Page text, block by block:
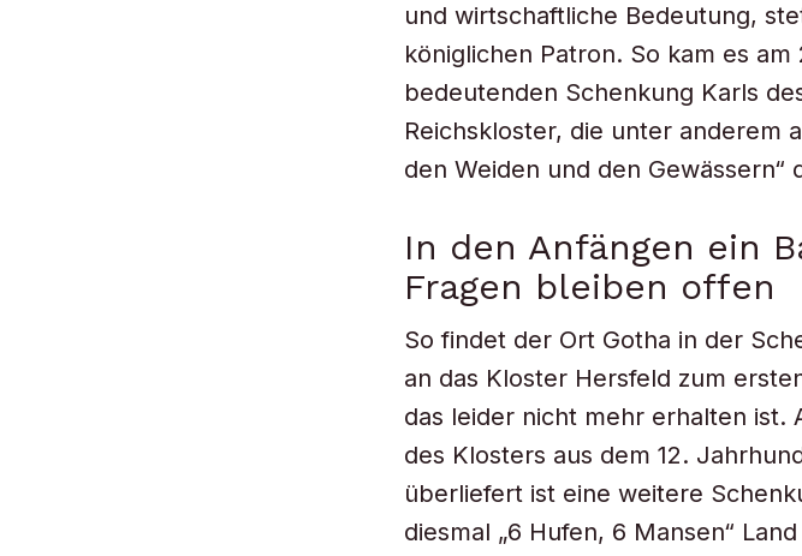
und wirtschaftliche Bedeutung,
königlichen Patron. So kam es
bedeutenden Schenkung Karls
Reichskloster, die unter anderem
den Weiden und den Gewässern“
In den Anfängen ein
Fragen bleiben offen
So findet der Ort Gotha in der
an das Kloster Hersfeld zum
das leider nicht mehr erhalten ist.
des Klosters aus dem 12.
überliefert ist eine weitere
diesmal „6 Hufen, 6 Mansen“